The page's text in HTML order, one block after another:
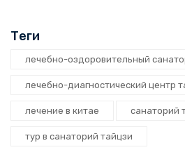
Теги
лечебно-оздоровительный
лечебно-диагностический центр
лечение в китае санаторий
тур в санаторий тайцзи